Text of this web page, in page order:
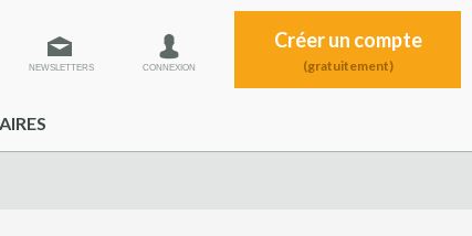
NEWSLETTERS CONNEXION
Créer un compte
(gratuitement)